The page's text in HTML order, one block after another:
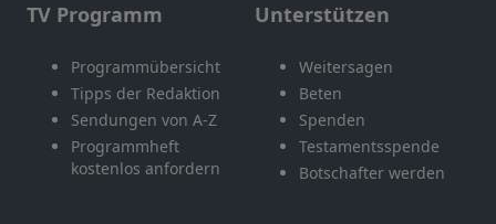
TV Programm
Programmübersicht
Tipps der Redaktion
Sendungen von A-Z
Programmheft
kostenlos anfordern
Unterstützen
Weitersagen
Beten
Spenden
Testamentsspende
Botschafter werden